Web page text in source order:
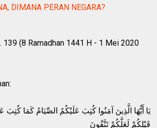
DIMANA PERAN NEGARA?
139 (8 Ramadhan 1441 H - 1 Mei 2020
يَا أَيُّهَا الَّذِينَ آمَنُوا كُتِبَ عَلَيْكُمُ الصِّيَامُ كَمَا
قَبْلِكُمْ لَعَلَّكُمْ تَتَّقُونَ